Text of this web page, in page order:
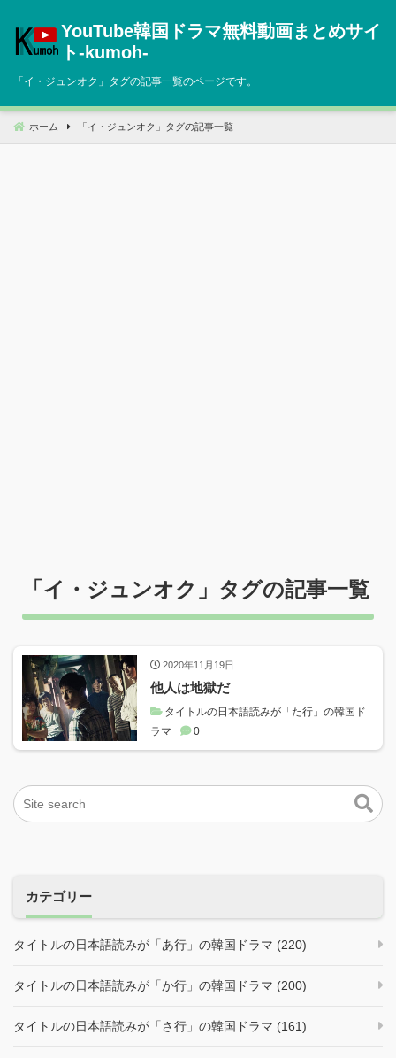
へ
動
YouTube韓国ドラマ無料動画まとめサイ
ト‐kumoh‐
「イ・ジュンオク 」タグの記事一覧のページです。
ホーム 「 イ・ジュンオク 」タグの記事一覧
「イ・ジュンオク 」タグの記事一覧
2020年11月19日
他人は地獄だ
タイトルの日本語読みが「た行」の韓国ド
ラマ
0
カテゴリー
タイトルの日本語読みが「あ行」の韓国ドラマ (220)
タイトルの日本語読みが「か行」の韓国ドラマ (200)
タイトルの日本語読みが「さ行」の韓国ドラマ (161)